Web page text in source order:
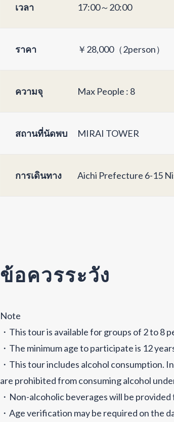
เวลา 17:00～20:00
ราคา ￥28,000（2person）
ความจุ Max People : 8
สถานที่นัดพบ MIRAI TOWER
การเดินทาง Aichi Prefecture 6-15
ข้อควรระวัง
Note
・This tour is available for groups of 2 to 8
・The minimum age to participate is 12
・This tour includes alcohol consumption.
are prohibited from consuming alcohol
・Non-alcoholic beverages will be
・Age verification may be required on the